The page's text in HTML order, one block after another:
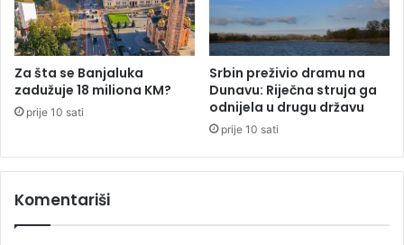
n
z
a
k
u
p
g
n
k
s
e
p
o
s
j
ć
Za šta se Banjaluka
zadužuje 18 miliona KM?
prije 10 sati
Srbin preživio dramu na
Dunavu: Riječna struja ga
odnijela u drugu državu
prije 10 sati
Komentariši